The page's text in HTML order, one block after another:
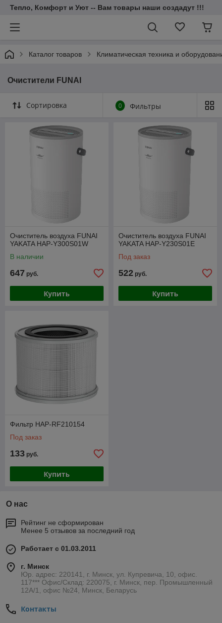
Тепло, Комфорт и Уют -- Вам товары наши создадут !!!
Каталог товаров Климатическая техника и
Очистители FUNAI
Сортировка 0 Фильтры
Очиститель воздуха FUNAI
YAKATA HAP-Y300S01W
В наличии
647 руб.
Купить
Очиститель воздуха FUNAI
YAKATA HAP-Y230S01E
Под заказ
522 руб.
Купить
Фильтр HAP-RF210154
Под заказ
133 руб.
Купить
О нас
Рейтинг не сформирован
Менее 5 отзывов за последний год
Работает с 01.03.2011
г. Минск
Юр. адрес: 220141, г. Минск, ул. Купревича, 10, офис.
117*** Офис/Склад: 220075, г. Минск, пер. Промышленный
12А/1, офис №24, Минск, Беларусь
Контакты